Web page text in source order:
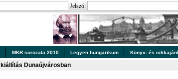
Jelszó:
MKR sorozata 2010 Legyen hungarikum Könyv- és
Dunaújvárosban